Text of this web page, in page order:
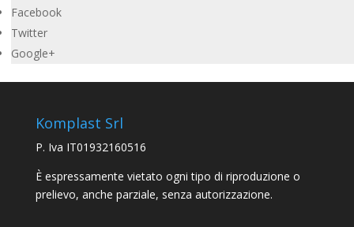
Facebook
Twitter
Google+
Komplast Srl
P. Iva IT01932160516
È espressamente vietato ogni tipo di riproduzione o
prelievo, anche parziale, senza autorizzazione.